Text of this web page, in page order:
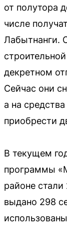
от полутора
числе
Лабытнанги.
декретном
Сейчас они
а на
приобрести
В текущем
программы
районе
выдано 298